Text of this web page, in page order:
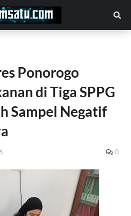
Ponorogo
di Tiga SPPG
Sampel Negatif
0